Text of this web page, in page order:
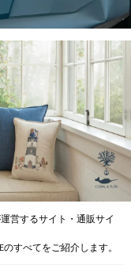
営するサイト・通販サイ
のすべてをご紹介します。